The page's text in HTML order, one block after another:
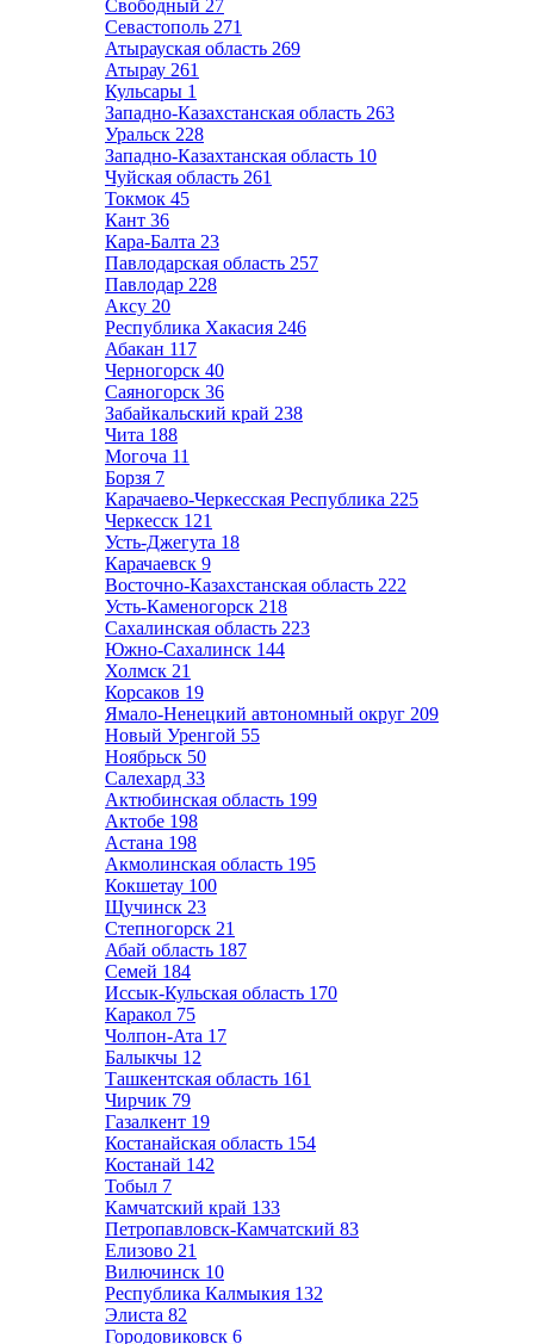
Свободный 27
Севастополь 271
Атырауская область 269
Атырау 261
Кульсары 1
Западно-Казахстанская область 263
Уральск 228
Западно-Казахтанская область 10
Чуйская область 261
Токмок 45
Кант 36
Кара-Балта 23
Павлодарская область 257
Павлодар 228
Аксу 20
Республика Хакасия 246
Абакан 117
Черногорск 40
Саяногорск 36
Забайкальский край 238
Чита 188
Могоча 11
Борзя 7
Карачаево-Черкесская Республика 225
Черкесск 121
Усть-Джегута 18
Карачаевск 9
Восточно-Казахстанская область 222
Усть-Каменогорск 218
Сахалинская область 223
Южно-Сахалинск 144
Холмск 21
Корсаков 19
Ямало-Ненецкий автономный округ 209
Новый Уренгой 55
Ноябрьск 50
Салехард 33
Актюбинская область 199
Актобе 198
Астана 198
Акмолинская область 195
Кокшетау 100
Щучинск 23
Степногорск 21
Абай область 187
Семей 184
Иссык-Кульская область 170
Каракол 75
Чолпон-Ата 17
Балыкчы 12
Ташкентская область 161
Чирчик 79
Газалкент 19
Костанайская область 154
Костанай 142
Тобыл 7
Камчатский край 133
Петропавловск-Камчатский 83
Елизово 21
Вилючинск 10
Республика Калмыкия 132
Элиста 82
Городовиковск 6